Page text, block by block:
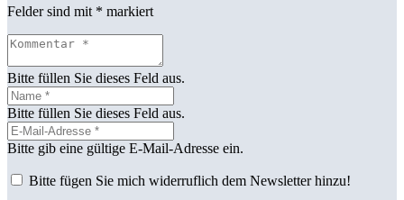
Felder sind mit * markiert
Bitte füllen Sie dieses Feld aus.
Bitte füllen Sie dieses Feld aus.
Bitte gib eine gültige E-Mail-Adresse ein.
Bitte fügen Sie mich widerruflich dem Newsletter hinzu!